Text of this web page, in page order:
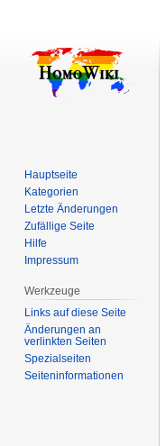
Hauptseite
Kategorien
Letzte Änderungen
Zufällige Seite
Hilfe
Impressum
Werkzeuge
Links auf diese Seite
Änderungen an
verlinkten Seiten
Spezialseiten
Seiten­­informationen